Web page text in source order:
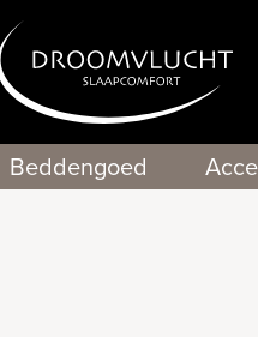
Beddengoed